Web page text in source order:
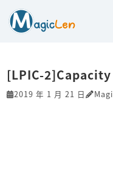
[LPIC-
2019 年 1 月 21 日